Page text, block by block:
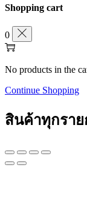
Shopping cart
0
No products in the
Continue Shopping
สินค้าทุกรา